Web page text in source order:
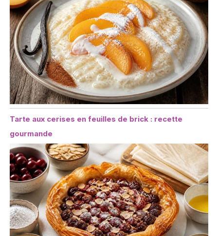
Tarte aux cerises en feuilles de brick : recette
gourmande